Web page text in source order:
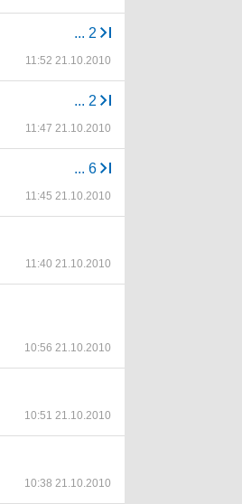
... 2
11:52 21.10.2010
... 2
11:47 21.10.2010
... 6
11:45 21.10.2010
11:40 21.10.2010
10:56 21.10.2010
10:51 21.10.2010
10:38 21.10.2010